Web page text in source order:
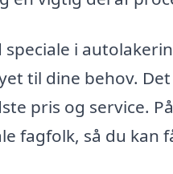
i
til dine behov.
pris og service.
fagfolk, så du kan